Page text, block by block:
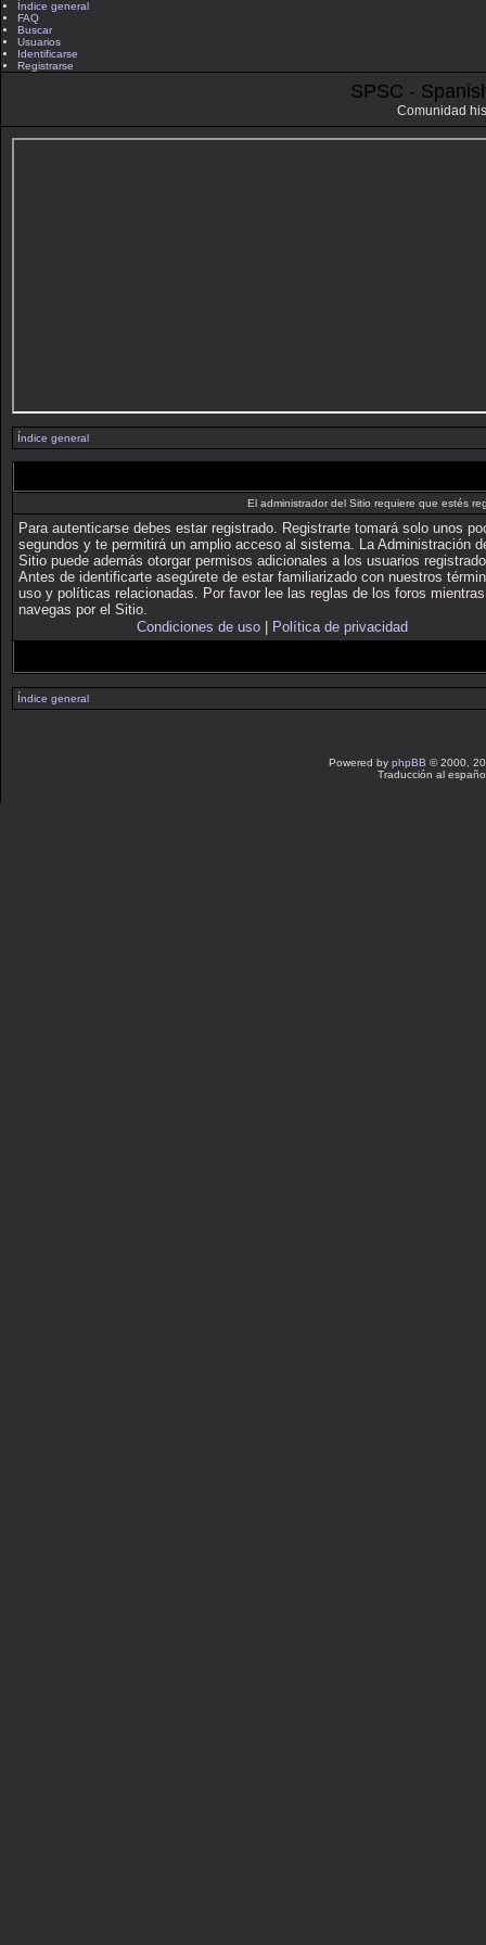
Índice general
FAQ
Buscar
Usuarios
Identificarse
Registrarse
SPSC -
Comunidad
Índice general
El administrador del Sitio requiere que estés
Para autenticarse debes estar registrado. Registrarte tomará solo unos
segundos y te permitirá un amplio acceso al sistema. La Administración
Sitio puede además otorgar permisos adicionales a los usuarios
Antes de identificarte asegúrete de estar familiarizado con nuestros
uso y políticas relacionadas. Por favor lee las reglas de los foros mientras
navegas por el Sitio.
Condiciones de uso| Política de privacidad
Índice general
Powered by phpBB © 2000,
Traducción al